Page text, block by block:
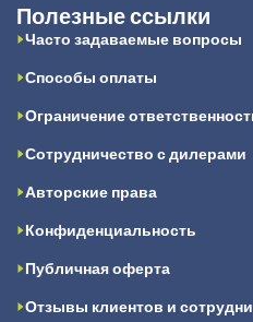
Полезные ссылки
Часто задаваемые вопросы
Способы оплаты
Ограничение
Сотрудничество с дилерами
Авторские права
Конфиденциальность
Публичная оферта
Отзывы клиентов и